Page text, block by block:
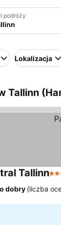
podróży
Lokalizacja
Tallinn
Tallinn4
dobry (liczba